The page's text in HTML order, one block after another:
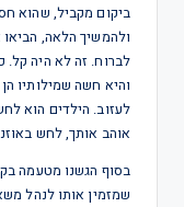
ביקום מקביל, שהוא
ולהמשיך הלאה,
לברוח. זה לא היה קל.
והיא חשה שמילותיו
לעזוב. הילדים הוא
אוהב אותך, לחש
בסוף הגשנו מטעמה
שמזמין אותו לנהל